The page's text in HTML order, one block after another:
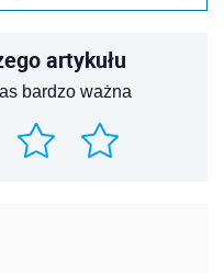
artykułu
bardzo ważna